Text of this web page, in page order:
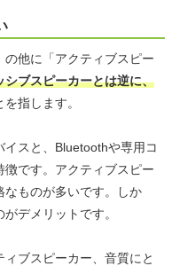
他に「アクティブスピー
シブスピーカーとは逆に、
を指します。
スと、Bluetoothや専用コ
です。アクティブスピー
なものが多いです。しか
デメリットです。
ブスピーカー、音質にと